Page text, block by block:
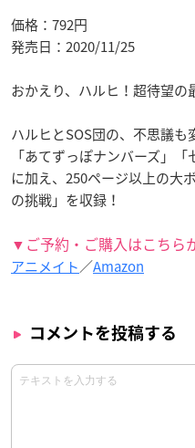
価格：792円
発売日：2020/11/25
おかえり、ハルヒ！超待望の
ハルヒとSOS団の、不思議も
「あてずっぽナンバーズ」
に加え、250ページ以上の大
の挑戦」を収録！
▼ご予約・ご購入はこちら
アニメイト／Amazon
コメントを投稿する